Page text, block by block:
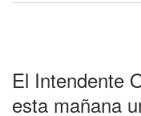
El Intendente
esta mañana